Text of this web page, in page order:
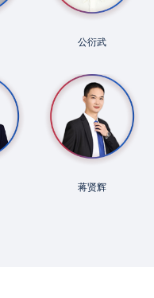
公衍武
蒋贤辉